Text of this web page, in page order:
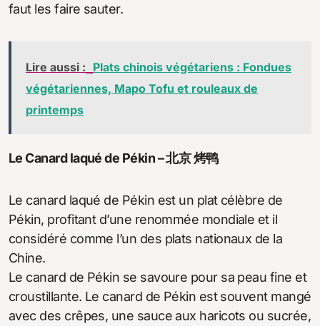
faut les faire sauter.
Lire aussi : Plats chinois végétariens : Fondues
végétariennes, Mapo Tofu et rouleaux de
printemps
Le Canard laqué de Pékin – 北京 烤鸭
Le canard laqué de Pékin est un plat célèbre de
Pékin, profitant d’une renommée mondiale et il
considéré comme l’un des plats nationaux de la
Chine.
Le canard de Pékin se savoure pour sa peau fine et
croustillante. Le canard de Pékin est souvent mangé
avec des crêpes, une sauce aux haricots ou sucrée,